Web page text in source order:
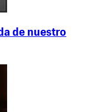
de nuestro